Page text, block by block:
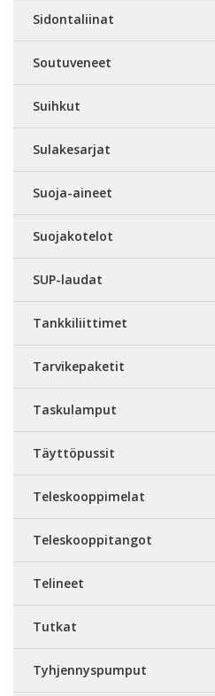
Sidontaliinat
Soutuveneet
Suihkut
Sulakesarjat
Suoja-aineet
Suojakotelot
SUP-laudat
Tankkiliittimet
Tarvikepaketit
Taskulamput
Täyttöpussit
Teleskooppimelat
Teleskooppitangot
Telineet
Tutkat
Tyhjennyspumput